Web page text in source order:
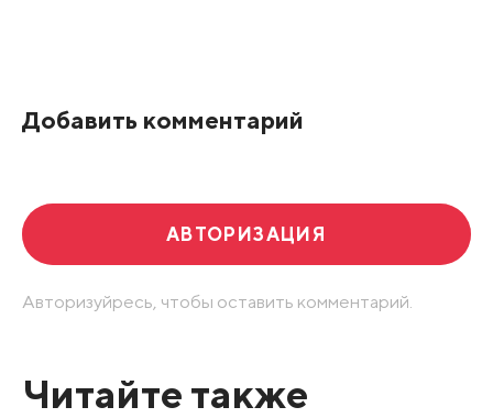
Добавить комментарий
АВТОРИЗАЦИЯ
Авторизуйресь, чтобы оставить комментарий.
Читайте также